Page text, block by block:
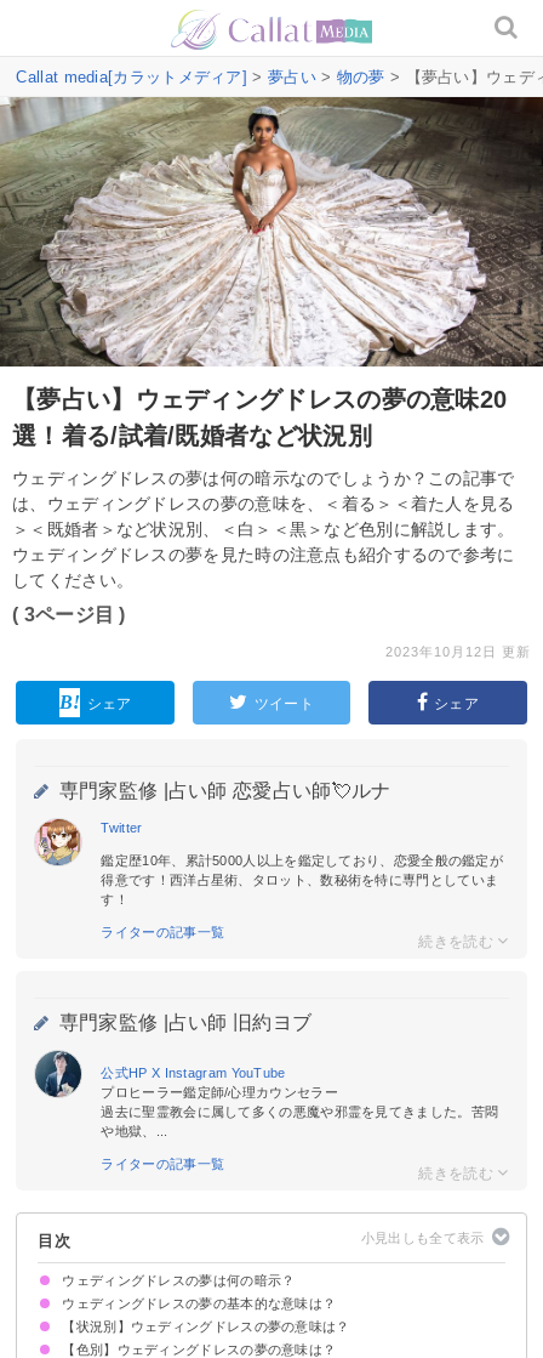
Callat media[カラットメディア] > 夢占い> 物の夢 > 【夢占い】ウェデ
【夢占い】ウェディングドレスの夢の意味20
選！着る/試着/既婚者など状況別
ウェディングドレスの夢は何の暗示なのでしょうか？この記事で
は、ウェディングドレスの夢の意味を、＜着る＞＜着た人を見る
＞＜既婚者＞など状況別、＜白＞＜黒＞など色別に解説します。
ウェディングドレスの夢を見た時の注意点も紹介するので参考に
してください。
( 3ページ目 )
2023年10月12日 更新
シェア ツイート シェア
専門家監修 | 占い師 恋愛占い師💘ルナ
Twitter
鑑定歴10年、累計5000人以上を鑑定しており、恋愛全般の鑑定が
得意です！西洋占星術、タロット、数秘術を特に専門としていま
す！
ライターの記事一覧
専門家監修 | 占い師 旧約ヨブ
公式HP X Instagram YouTube
プロヒーラー鑑定師/心理カウンセラー
過去に聖霊教会に属して多くの悪魔や邪霊を見てきました。苦悶
や地獄、...
ライターの記事一覧
目次
ウェディングドレスの夢は何の暗示？
ウェディングドレスの夢の基本的な意味は？
恋愛運UPの暗示
状況によって意味が決まる
【状況別】ウェディングドレスの夢の意味は？
ウェディングドレスを着る夢【吉夢】
ウェディングドレスを選ぶ夢【吉夢】
ウェディングドレスを試着する夢【警告夢】
ウェディングドレスで写真を撮る夢【吉夢】
ウェディングドレスを作る夢【警告夢】
ウェディングドレスを脱ぐ夢【警告夢】
結婚式でウェディングドレスを着る夢【吉夢・予知夢】
ウェディングドレスを着た人を見る夢【吉夢】
既婚者なのにウェディングドレスを着る夢【警告夢】
ウェディングドレスのサイズが合わない夢【警告夢】
【色別】ウェディングドレスの夢の意味は？